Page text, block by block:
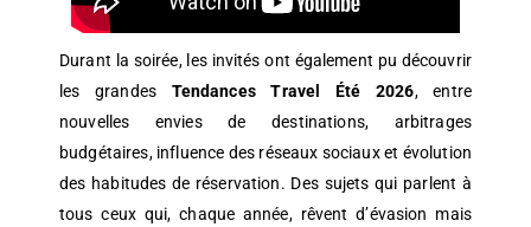
Durant la soirée, les invités ont également pu découvrir
les grandes Tendances Travel Été 2026, entre
nouvelles envies de destinations, arbitrages
budgétaires, influence des réseaux sociaux et évolution
des habitudes de réservation. Des sujets qui parlent à
tous ceux qui, chaque année, rêvent d’évasion mais